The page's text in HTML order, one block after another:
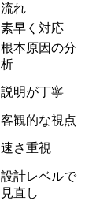
流れ
素早く対応
根本原因の分
析
説明が丁寧
客観的な視点
速さ重視
設計レベルで
見直し